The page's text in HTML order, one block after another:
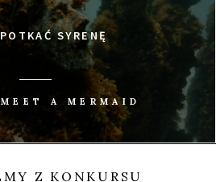
SYRENĘ
A MERMAID
Z KONKURSU